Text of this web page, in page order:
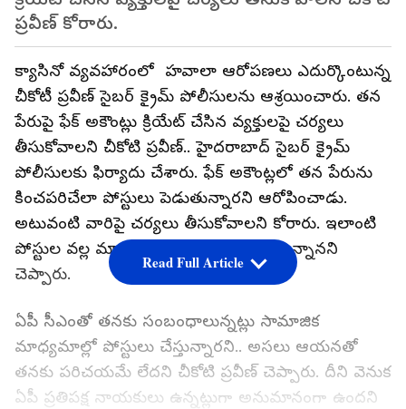
ప్రవీణ్ కోరారు.
క్యాసినో వ్యవహారంలో హవాలా ఆరోపణలు ఎదుర్కొంటున్న
చీకోటీ ప్రవీణ్‌ సైబర్ క్రైమ్ పోలీసులను ఆశ్రయించారు. తన
పేరుపై ఫేక్‌ అకౌంట్లు క్రియేట్‌ చేసిన వ్యక్తులపై చర్యలు
తీసుకోవాలని చీకోటి ప్రవీణ్.. హైదరాబాద్ సైబర్ క్రైమ్
పోలీసులకు ఫిర్యాదు చేశారు. ఫేక్ అకౌంట్లలో తన పేరును
కించపరిచేలా పోస్టులు పెడుతున్నారని ఆరోపించాడు.
అటువంటి వారిపై చర్యలు తీసుకోవాలని కోరారు. ఇలాంటి
పోస్టుల వల్ల మానసికంగా ఒత్తిడికి గురవుతున్నానని
చెప్పారు.
ఏపీ సీఎంతో తనకు సంబంధాలున్నట్లు సామాజిక
మాధ్యమాల్లో పోస్టులు చేస్తున్నారని.. అసలు ఆయనతో
తనకు పరిచయమే లేదని చీకోటి ప్రవీణ్ చెప్పారు. దీని వెనుక
ఏపీ ప్రతిపక్ష నాయకులు ఉన్నట్లుగా అనుమానంగా ఉందని
Read Full Article